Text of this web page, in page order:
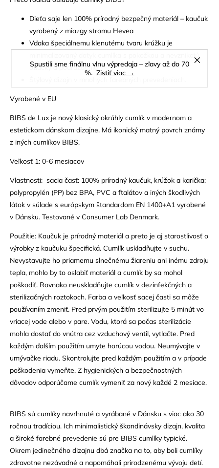
Spustili sme finálnu vlnu výpredaja – zľavy až do 70
%. Zistiť viac →
Dieťa saje len 100% prírodný bezpečný materiál – kaučuk
vyrobený z miazgy stromu Hevea
Vďaka špeciálnemu klenutému tvaru krúžku je
otlačky a podráždenia
Vyrobené v EU
BIBS de Lux je nový klasický okrúhly cumlík v modernom a
estetickom dánskom dizajne. Má ikonický matný povrch známy
z iných cumlíkov BIBS.
Veľkosť 1: 0-6 mesiacov
Vlastnosti: sacia časť: 100% prírodný kaučuk, krúžok a karička:
polypropylén (PP) bez BPA, PVC a ftalátov a iných škodlivých
látok v súlade s európskym štandardom EN 1400+A1 vyrobené
v Dánsku. Testované v Consumer Lab Denmark.
Použitie: Kaučuk je prírodný materiál a preto je aj starostlivosť o
výrobky z kaučuku špecifická. Cumlík uskladňujte v suchu.
Nevystavujte ho priamemu slnečnému žiareniu ani inému zdroju
tepla, mohlo by to oslabiť materiál a cumlík by sa mohol
poškodiť. Rovnako neuskladňujte cumlík v dezinfekčných a
sterilizačných roztokoch. Farba a veľkosť sacej časti sa môže
používaním zmeniť. Pred prvým použitím sterilizujte 5 minút vo
vriacej vode alebo v pare. Vodu, ktorá sa počas sterilizácie
mohla dostať do vnútra cez vzduchový ventil, vytlačte. Pred
každým ďalším použitím umyte horúcou vodou. Neumývajte v
umývačke riadu. Skontrolujte pred každým použitím a v prípade
poškodenia vymeňte. Z hygienických a bezpečnostných
dôvodov odporúčame cumlík vymeniť za nový každé 2 mesiace.
BIBS sú cumlíky navrhnuté a vyrábané v Dánsku s viac ako 30
ročnou tradíciou. Ich minimalistický škandinávsky dizajn, kvalita
a široké farebné prevedenie sú pre BIBS cumlíky typické.
Okrem jedinečného dizajnu dbá značka na to, aby boli cumlíky
zdravotne nezávadné a napomáhali prirodzenému vývoju detí.